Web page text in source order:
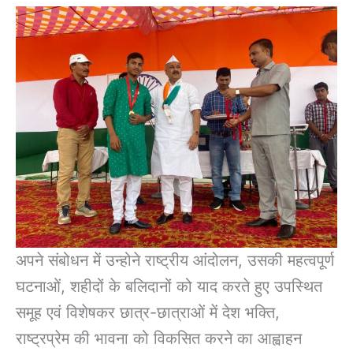
अपने संबोधन में उन्होने राष्ट्रीय आंदोलन, उसकी महत्वपूर्ण
घटनाओं, शहीदों के बलिदानों को याद करते हुए उपस्थित
समूह एवं विशेषकर छात्र-छात्राओं में देश भक्ति,
राष्ट्रप्रेम की भावना को विकसित करने का आह्वाहन